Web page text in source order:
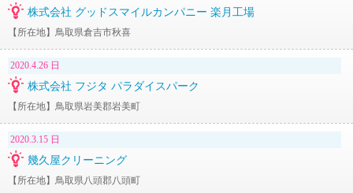
株式会社 グッドスマイルカンパニー 楽月工場
【所在地】鳥取県倉吉市秋喜
2020.4.26 日
株式会社 フジタ パラダイスパーク
【所在地】鳥取県岩美郡岩美町
2020.3.15 日
幾久屋クリーニング
【所在地】鳥取県八頭郡八頭町